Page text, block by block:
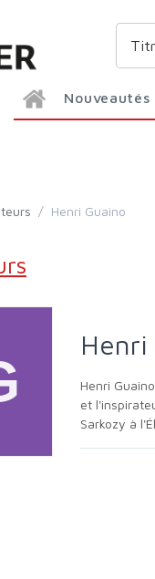
Nouveautés
/ Henri Guaino
Henri Guaino fut l'un des artisans, en 1992, de la campagne du « non » au traité de Maastricht aux côtés de Charles Pasqua et de Philippe Séguin,
et
Sarkozy à